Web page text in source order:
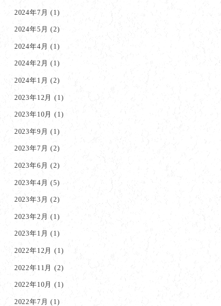
2024年7月 (1)
2024年5月 (2)
2024年4月 (1)
2024年2月 (1)
2024年1月 (2)
2023年12月 (1)
2023年10月 (1)
2023年9月 (1)
2023年7月 (2)
2023年6月 (2)
2023年4月 (5)
2023年3月 (2)
2023年2月 (1)
2023年1月 (1)
2022年12月 (1)
2022年11月 (2)
2022年10月 (1)
2022年7月 (1)